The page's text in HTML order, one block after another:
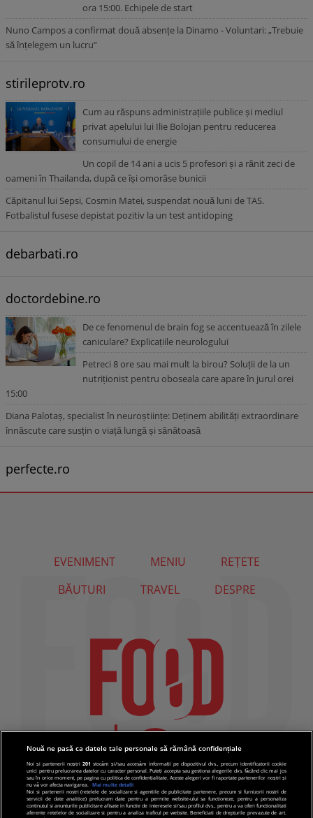
ora 15:00. Echipele de start
Nuno Campos a confirmat două absențe la Dinamo - Voluntari: „Trebuie
să înțelegem un lucru”
stirileprotv.ro
Cum au răspuns administrațiile publice și mediul
privat apelului lui Ilie Bolojan pentru reducerea
consumului de energie
Un copil de 14 ani a ucis 5 profesori și a rănit zeci de
oameni în Thailanda, după ce își omorâse bunicii
Căpitanul lui Sepsi, Cosmin Matei, suspendat nouă luni de TAS.
Fotbalistul fusese depistat pozitiv la un test antidoping
debarbati.ro
doctordebine.ro
De ce fenomenul de brain fog se accentuează în zilele
caniculare? Explicațiile neurologului
Petreci 8 ore sau mai mult la birou? Soluții de la un
nutriționist pentru oboseala care apare în jurul orei
15:00
Diana Palotaș, specialist în neuroștiințe: Deținem abilități extraordinare
înnăscute care susțin o viață lungă și sănătoasă
perfecte.ro
EVENIMENT MENIU
REȚETE
BĂUTURI
TRAVEL DESPRE
Nouă ne pasă ca datele tale personale să rămână confidențiale
Noi și partenerii noștri201 stocăm și/sau accesăm informații pe dispozitivul dvs., precum identificatorii cookie
unici pentru prelucrarea datelor cu caracter personal. Puteți accepta sau gestiona alegerile dvs. făcând clic mai jos
sau în orice moment, pe pagina cu politica de confidențialitate. Aceste alegeri vor fi raportate partenerilor noștri și
nu vă vor afecta navigarea.
Mai multe detalii
Noi si partenerii nostri (retelele de socializare si agentiile de publicitate partenere, precum si furnizorii nostri de
servicii de date analitice) prelucram date pentru a permite website-ului sa functioneze, pentru a personaliza
continutul si anunturile publicitare afisate in functie de interesele si/sau profilul dvs., pentru a va oferi functionalitati
aferente retelelor de socializare si pentru a analiza traficul pe website. Beneficiati de drepturile prevazute de art.